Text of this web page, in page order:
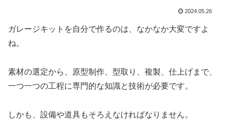
2024.05.26
ガレージキットを自分で作るのは、なかなか大変ですよ
ね。
素材の選定から、原型制作、型取り、複製、仕上げまで、
一つ一つの工程に専門的な知識と技術が必要です。
しかも、設備や道具もそろえなければなりません。